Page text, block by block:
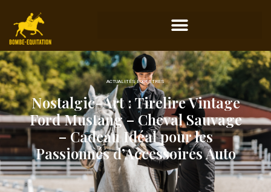
ACTUALITÉS ÉQUESTRES
Nostalgic-Art : Tirelire Vintage
Ford Mustang – Cheval Sauvage
– Cadeau Idéal pour les
Passionnés d’Accessoires Auto